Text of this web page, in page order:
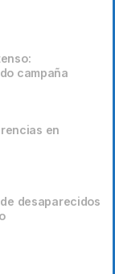
campaña
en
desaparecidos